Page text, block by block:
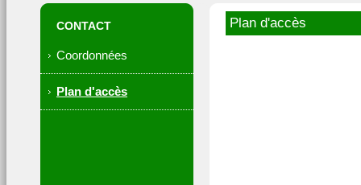
CONTACT
Coordonnées
Plan d'accès
Plan d'accès